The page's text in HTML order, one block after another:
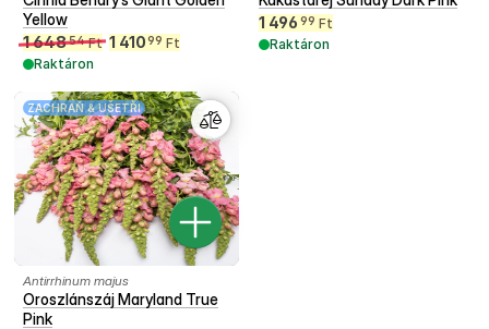
Yellow
1 64854 Ft 1 41099 Ft
Raktáron
1 496 99 Ft
Raktáron
ZACHRAŇ & UŠETŘI
Antirrhinum majus
Oroszlánszáj Maryland True
Pink